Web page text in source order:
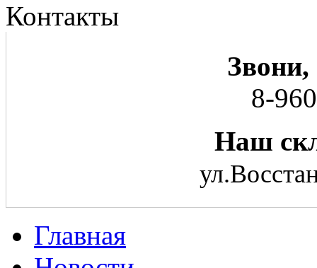
Контакты
8-
Наш
Главная